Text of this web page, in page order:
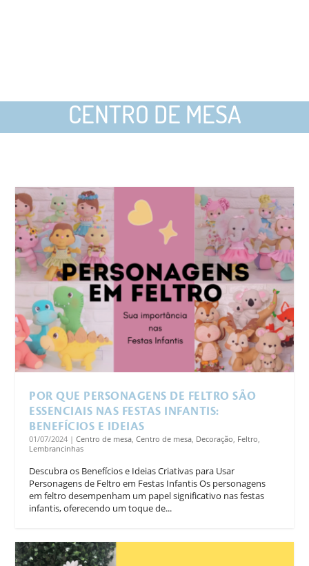
CENTRO DE MESA
POR QUE PERSONAGENS DE FELTRO SÃO
ESSENCIAIS NAS FESTAS INFANTIS:
BENEFÍCIOS E IDEIAS
01/07/2024 |Centro de mesa ,Centro de mesa Decoração Feltro
Lembrancinhas
Descubra os Benefícios e Ideias Criativas para Usar
Personagens de Feltro em Festas Infantis Os personagens
em feltro desempenham um papel significativo nas festas
infantis, oferecendo um toque de...